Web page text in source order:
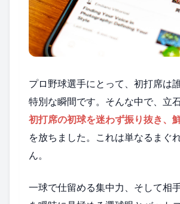
プロ野球選手にとって、初打席は
特別な瞬間です。そんな中で、立
初打席の初球を迷わず振り抜き、
を放ちました。これは単なるまぐ
ん。
一球で仕留める集中力、そして相